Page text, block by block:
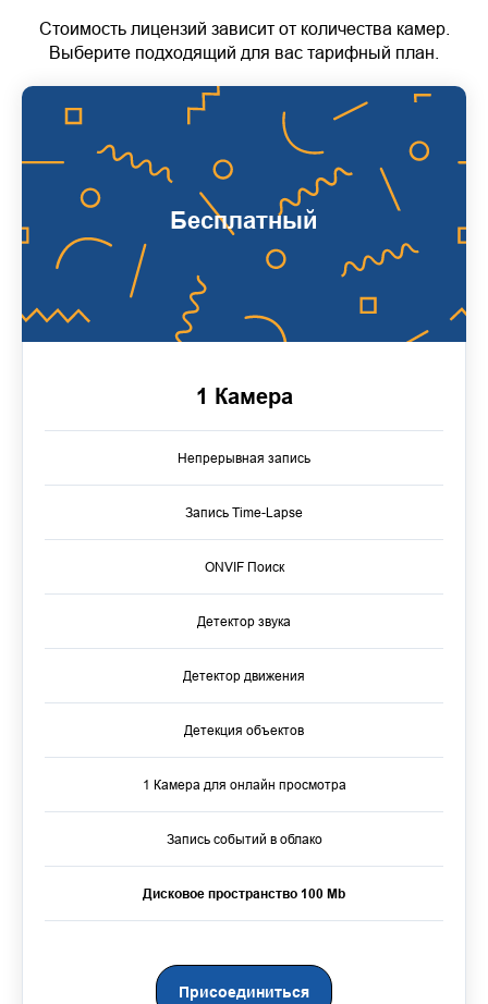
Стоимость лицензий зависит от количества камер.
Выберите подходящий для вас тарифный план.
Бесплатный
1 Камера
Непрерывная запись
Запись Time-Lapse
ONVIF Поиск
Детектор звука
Детектор движения
Детекция объектов
1 Камера для онлайн просмотра
Запись событий в облако
Дисковое пространство 100 Mb
Присоединиться